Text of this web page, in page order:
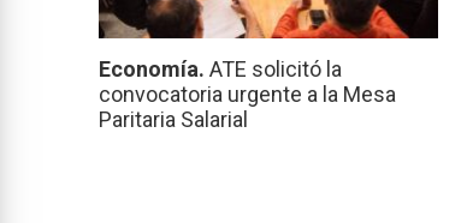
Economía. ATE solicitó la
convocatoria urgente a la Mesa
Paritaria Salarial